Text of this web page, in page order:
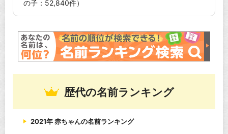
の子：52,840件）
歴代の名前ランキング
2021年 赤ちゃんの名前ランキング